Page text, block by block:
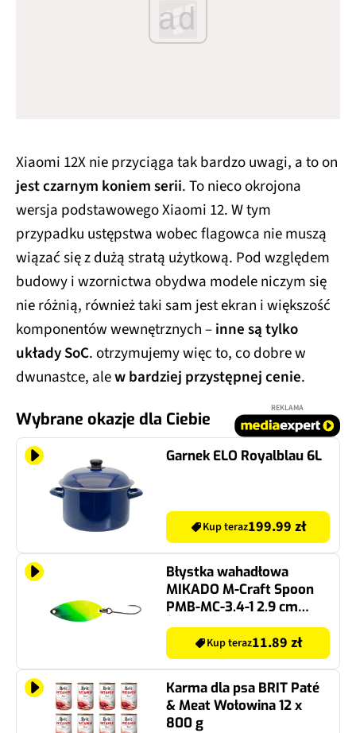
ad
Xiaomi 12X nie przyciąga tak bardzo uwagi, a to on
jest czarnym koniem serii. To nieco okrojona
wersja podstawowego Xiaomi 12. W tym
przypadku ustępstwa wobec flagowca nie muszą
wiązać się z dużą stratą użytkową. Pod względem
budowy i wzornictwa obydwa modele niczym się
nie różnią, również taki sam jest ekran i większość
komponentów wewnętrznych –inne są tylko
układy SoC. otrzymujemy więc to, co dobre w
dwunastce, alew bardziej przystępnej cenie.
Wybrane okazje dla Ciebie
REKLAMA
Garnek ELO Royalblau 6L
Kup teraz199.99 zł
Błystka wahadłowa
MIKADO M-Craft Spoon
PMB-MC-3.4-1 2.9 cm
Żółto-zielono-biały
Kup teraz11.89 zł
Karma dla psa BRIT Paté
& Meat Wołowina 12 x
800 g